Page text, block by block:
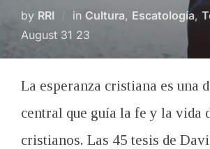
by RRI in Cultura, Escatología,
August 31 23
La esperanza cristiana es una
central que guía la fe y la vida
cristianos. Las 45 tesis de